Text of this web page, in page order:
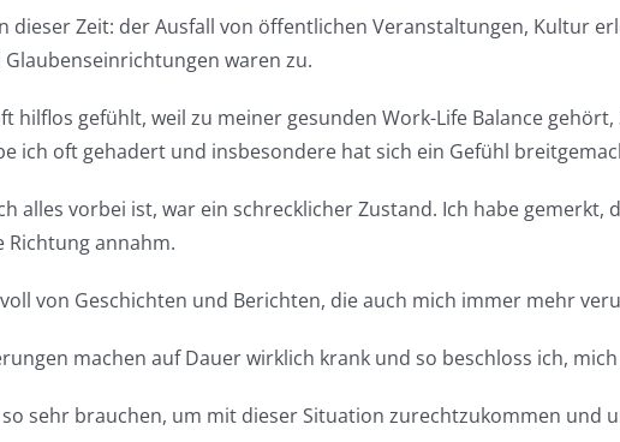
dieser Zeit: der Ausfall von öffentlichen Veranstaltungen, Kultur
waren zu.
hilflos gefühlt, weil zu meiner gesunden Work-Life Balance
ich oft gehadert und insbesondere hat sich ein Gefühl
alles vorbei ist, war ein schrecklicher Zustand. Ich habe
Richtung annahm.
von Geschichten und Berichten, die auch mich immer mehr
machen auf Dauer wirklich krank und so beschloss ich,
sehr brauchen, um mit dieser Situation zurechtzukommen und